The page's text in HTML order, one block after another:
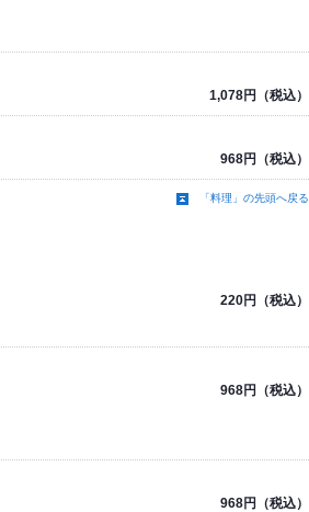
1,078円（税込）
968円（税込）
「料理」の先頭へ戻る
220円（税込）
968円（税込）
968円（税込）